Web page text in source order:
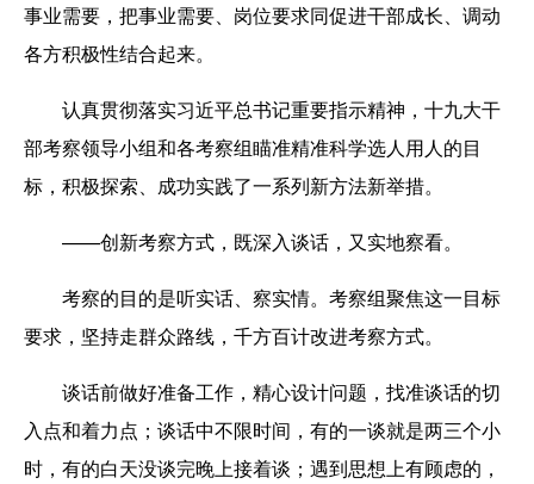
事业需要，把事业需要、岗位要求同促进干部成长、调动
各方积极性结合起来。
认真贯彻落实习近平总书记重要指示精神，十九大干
部考察领导小组和各考察组瞄准精准科学选人用人的目
标，积极探索、成功实践了一系列新方法新举措。
——创新考察方式，既深入谈话，又实地察看。
考察的目的是听实话、察实情。考察组聚焦这一目标
要求，坚持走群众路线，千方百计改进考察方式。
谈话前做好准备工作，精心设计问题，找准谈话的切
入点和着力点；谈话中不限时间，有的一谈就是两三个小
时，有的白天没谈完晚上接着谈；遇到思想上有顾虑的，